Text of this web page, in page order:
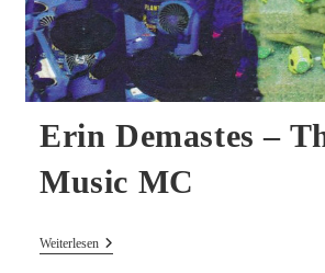
Erin Demastes –
Music MC
WeiterlesenErin